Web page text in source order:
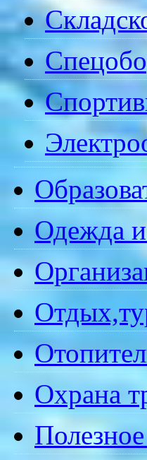
Одежда и
Охрана